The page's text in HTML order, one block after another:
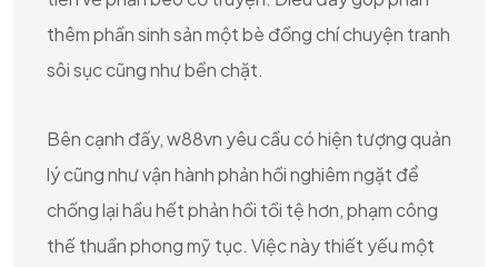
thêm phần sinh sản một bè đồng chí chuyện tranh
sôi sục cũng như bền chặt.
Bên cạnh đấy, w88vn yêu cầu có hiện tượng quản
lý cũng như vận hành phản hồi nghiêm ngặt để
chống lại hầu hết phản hồi tồi tệ hơn, phạm công
thế thuần phong mỹ tục. Việc này thiết yếu một